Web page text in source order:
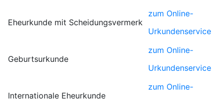
Eheurkunde mit Scheidungsvermerk
zum Online-
Urkundenservice
Geburtsurkunde
zum Online-
Urkundenservice
Internationale Eheurkunde
zum Online-